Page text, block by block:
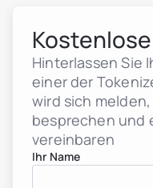
Hinterlassen Sie
einer der
wird sich
besprechen und
vereinbaren
Ihr Name